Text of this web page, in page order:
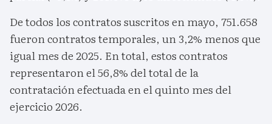
De todos los contratos suscritos en mayo, 751.658
fueron contratos temporales, un 3,2% menos que
igual mes de 2025. En total, estos contratos
representaron el 56,8% del total de la
contratación efectuada en el quinto mes del
ejercicio 2026.